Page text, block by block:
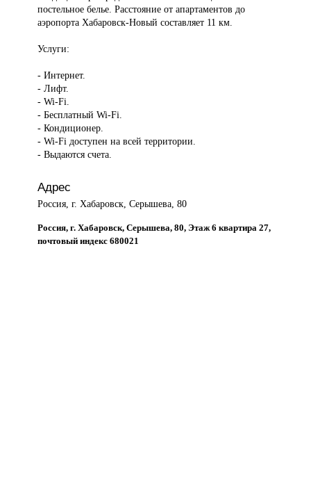
постельное белье. Расстояние от апартаментов до
аэропорта Хабаровск-Новый составляет 11 км.
Услуги:
- Интернет.
- Лифт.
- Wi-Fi.
- Бесплатный Wi-Fi.
- Кондиционер.
- Wi-Fi доступен на всей территории.
- Выдаются счета.
Адрес
Россия, г. Хабаровск, Серышева, 80
Россия, г. Хабаровск, Серышева, 80, Этаж 6 квартира 27,
почтовый индекс 680021